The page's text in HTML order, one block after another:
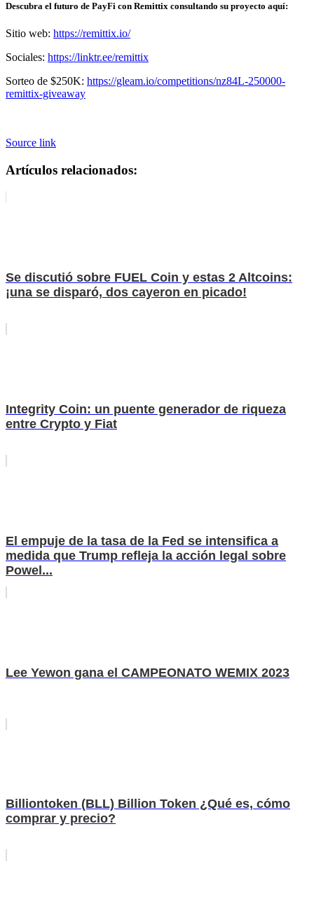
Descubra el futuro de PayFi con Remittix consultando su proyecto aquí:
Sitio web: https://remittix.io/
Sociales: https://linktr.ee/remittix
Sorteo de $250K: https://gleam.io/competitions/nz84L-250000-
remittix-giveaway
Source link
Artículos relacionados:
Se discutió sobre FUEL Coin y estas 2 Altcoins:
¡una se disparó, dos cayeron en picado!
Integrity Coin: un puente generador de riqueza
entre Crypto y Fiat
El empuje de la tasa de la Fed se intensifica a
medida que Trump refleja la acción legal sobre
Powel...
Lee Yewon gana el CAMPEONATO WEMIX 2023
Billiontoken (BLL) Billion Token ¿Qué es, cómo
comprar y precio?